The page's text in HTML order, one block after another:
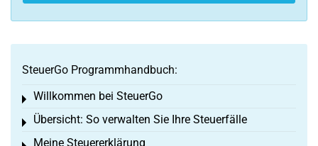
SteuerGo Programmhandbuch:
Willkommen bei SteuerGo
Toggle menu
Übersicht: So verwalten Sie Ihre Steuerfälle
Toggle menu
Meine Steuererklärung